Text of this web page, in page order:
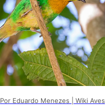
Por Eduardo Menezes | Wiki Aves